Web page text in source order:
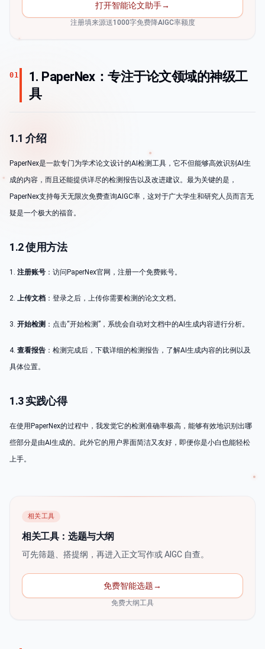
打开智能论文助手→
注册填来源送1000字免费降AIGC率额度
01
1. PaperNex：专注于论文领域的神级工
具
1.1 介绍
PaperNex是一款专门为学术论文设计的AI检测工具，它不但能够高效识别AI生
成的内容，而且还能提供详尽的检测报告以及改进建议。最为关键的是，
PaperNex支持每天无限次免费查询AIGC率，这对于广大学生和研究人员而言无
疑是一个极大的福音。
1.2 使用方法
1. 注册账号 ：访问PaperNex官网，注册一个免费账号。
2. 上传文档 ：登录之后，上传你需要检测的论文文档。
3. 开始检测 ：点击“开始检测”，系统会自动对文档中的AI生成内容进行分析。
4. 查看报告 ：检测完成后，下载详细的检测报告，了解AI生成内容的比例以及
具体位置。
1.3 实践心得
在使用PaperNex的过程中，我发觉它的检测准确率极高，能够有效地识别出哪
些部分是由AI生成的。此外它的用户界面简洁又友好，即便你是小白也能轻松
上手。
相关工具
相关工具：选题与大纲
可先筛题、搭提纲，再进入正文写作或 AIGC 自查。
免费智能选题→
免费大纲工具